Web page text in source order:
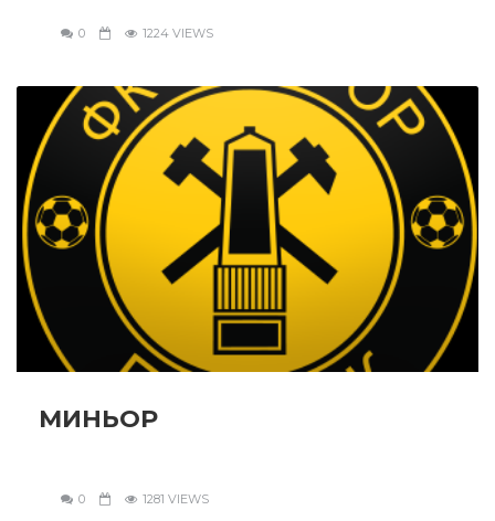
0 1224 VIEWS
МИНЬОР
0 1281 VIEWS